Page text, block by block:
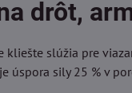
drôt,
kliešte slúžia pre
úspora sily 25 % v